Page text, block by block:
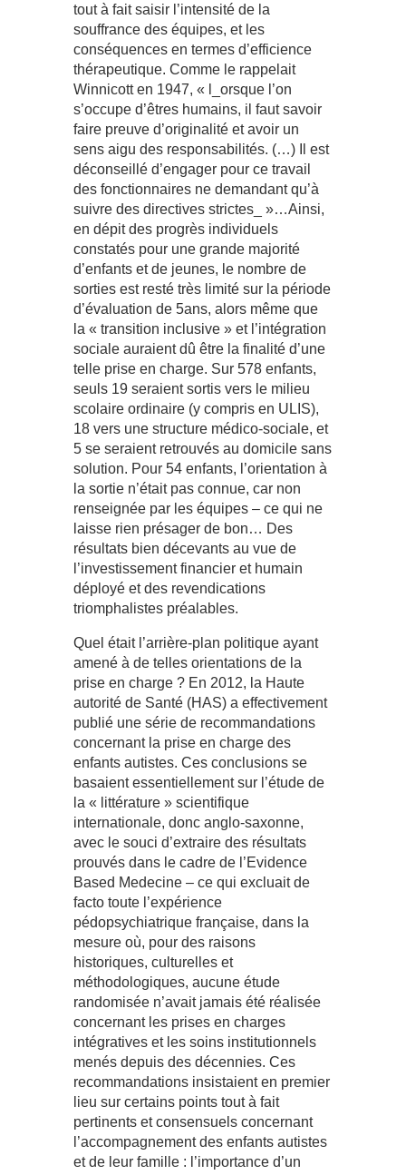
tout à fait saisir l’intensité de la
souffrance des équipes, et les
conséquences en termes d’efficience
thérapeutique. Comme le rappelait
Winnicott en 1947, « l_orsque l’on
s’occupe d’êtres humains, il faut savoir
faire preuve d’originalité et avoir un
sens aigu des responsabilités. (…) Il est
déconseillé d’engager pour ce travail
des fonctionnaires ne demandant qu’à
suivre des directives strictes_ »…Ainsi,
en dépit des progrès individuels
constatés pour une grande majorité
d’enfants et de jeunes, le nombre de
sorties est resté très limité sur la période
d’évaluation de 5ans, alors même que
la « transition inclusive » et l’intégration
sociale auraient dû être la finalité d’une
telle prise en charge. Sur 578 enfants,
seuls 19 seraient sortis vers le milieu
scolaire ordinaire (y compris en ULIS),
18 vers une structure médico-sociale, et
5 se seraient retrouvés au domicile sans
solution. Pour 54 enfants, l’orientation à
la sortie n’était pas connue, car non
renseignée par les équipes – ce qui ne
laisse rien présager de bon… Des
résultats bien décevants au vue de
l’investissement financier et humain
déployé et des revendications
triomphalistes préalables.
Quel était l’arrière-plan politique ayant
amené à de telles orientations de la
prise en charge ? En 2012, la Haute
autorité de Santé (HAS) a effectivement
publié une série de recommandations
concernant la prise en charge des
enfants autistes. Ces conclusions se
basaient essentiellement sur l’étude de
la « littérature » scientifique
internationale, donc anglo-saxonne,
avec le souci d’extraire des résultats
prouvés dans le cadre de l’Evidence
Based Medecine – ce qui excluait de
facto toute l’expérience
pédopsychiatrique française, dans la
mesure où, pour des raisons
historiques, culturelles et
méthodologiques, aucune étude
randomisée n’avait jamais été réalisée
concernant les prises en charges
intégratives et les soins institutionnels
menés depuis des décennies. Ces
recommandations insistaient en premier
lieu sur certains points tout à fait
pertinents et consensuels concernant
l’accompagnement des enfants autistes
et de leur famille : l’importance d’un